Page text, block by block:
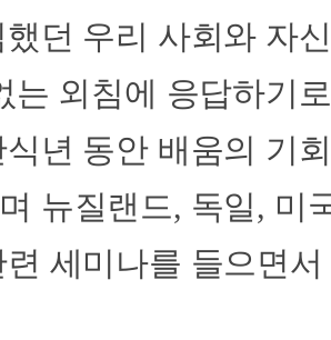
던 우리 사회와 자
는 외침에 응답하기
년 동안 배움의 기
뉴질랜드, 독일, 미
세미나를 들으면